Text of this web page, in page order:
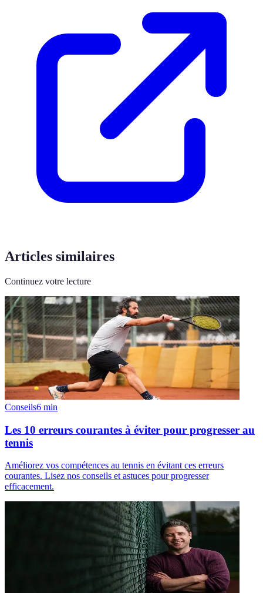
Articles similaires
Continuez votre lecture
Conseils6 min
Les 10 erreurs courantes à éviter pour progresser au
tennis
Améliorez vos compétences au tennis en évitant ces erreurs
courantes. Lisez nos conseils et astuces pour progresser
efficacement.